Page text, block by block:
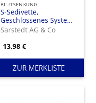
BLUTSENKUNG
S-Sedivette,
Geschlossenes System
von der Blutentnahme
Sarstedt AG & Co
13,98€
ZUR MERKLISTE